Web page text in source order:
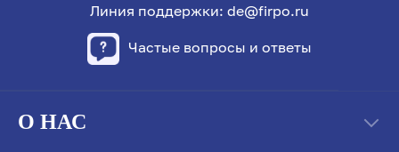
Линия поддержки: de@firpo.ru
Частые вопросы и ответы
О НАС